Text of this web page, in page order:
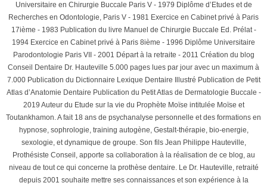
Universitaire en Chirurgie Buccale Paris V - 1979 Diplôme d’Etudes et de
Recherches en Odontologie, Paris V - 1981 Exercice en Cabinet privé à Paris
17ième - 1983 Publication du livre Manuel de Chirurgie Buccale Ed. Prélat -
1994 Exercice en Cabinet privé à Paris 8ième - 1996 Diplôme Universitaire
Parodontologie Paris VII - 2001 Départ à la retraite - 2011 Création du blog
Conseil Dentaire Dr. Hauteville 5.000 pages lues par jour avec un maximum à
7.000 Publication du Dictionnaire Lexique Dentaire Illustré Publication de Petit
Atlas d’Anatomie Dentaire Publication du Petit Atlas de Dermatologie Buccale -
2019 Auteur du Etude sur la vie du Prophète Moïse intitulée Moïse et
Toutankhamon. A fait 18 ans de psychanalyse personnelle et des formations en
hypnose, sophrologie, training autogène, Gestalt-thérapie, bio-energie,
sexologie, et dynamique de groupe. Son fils Jean Philippe Hauteville,
Prothésiste Conseil, apporte sa collaboration à la réalisation de ce blog, au
niveau de tout ce qui concerne la prothèse dentaire. Le Dr. Hauteville, retraité
depuis 2001 souhaite mettre ses connaissances et son expérience à la